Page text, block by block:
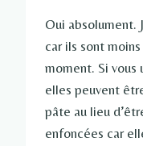
Oui absolument.
car ils sont
moment. Si
elles peuvent
pâte au lieu
enfoncées car